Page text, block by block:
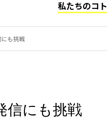
私たちのコト
も挑戦
信にも挑戦